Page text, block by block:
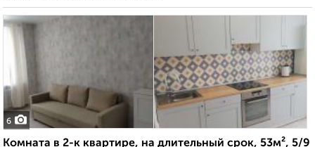
6
Комната в 2-к квартире, на длительный срок, 53м², 5/9